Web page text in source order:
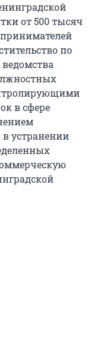
от 500 тысяч
по
в сфере
в устранении